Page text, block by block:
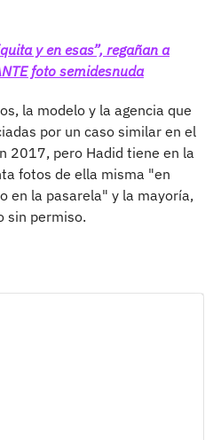
y en esas”, regañan a
foto semidesnuda
la modelo y la agencia que
por un caso similar en el
2017, pero Hadid tiene en la
fotos de ella misma "en
en la pasarela" y la mayoría,
sin permiso.